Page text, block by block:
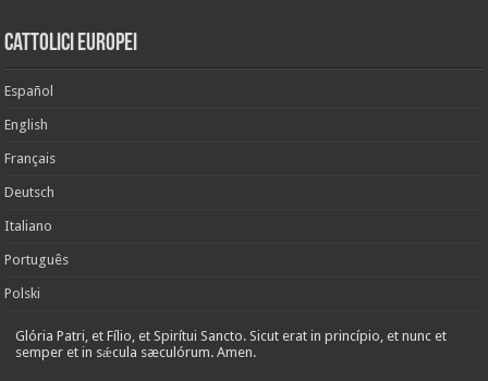
cattolici europei
Español
English
Français
Deutsch
Italiano
Português
Polski
Glória Patri, et Fílio, et Spirítui Sancto. Sicut erat in princípio, et nunc et
semper et in sǽcula sæculórum. Amen.